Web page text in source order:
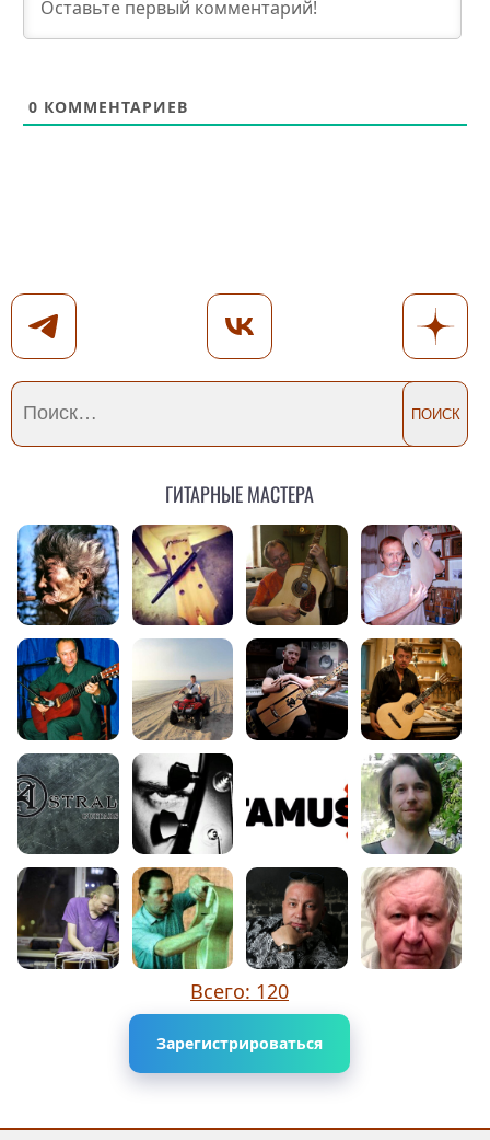
0 КОММЕНТАРИЕВ
Гитарные мастера
Всего: 120
Зарегистрироваться